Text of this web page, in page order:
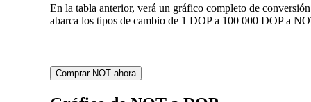
En la tabla anterior, verá un gráfico completo de
abarca los tipos de cambio de 1 DOP a 100 000 DOP a
Comprar NOT ahora